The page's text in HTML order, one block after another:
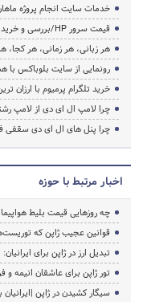
خدمات سایت انجام پروژه
قیمت سرور HP/بررسی و خرید سرور اچ پی
هر زبانی، هر زمانی، هر کجا،
رونمایی از سایت بلوباکس با
خرید تلگرام پرمیوم با ارزان
چرا لامپ ال ای دی از لامپ
چرا پنل های ال ای دی سقفی
اخبار مرتبط با حوزه
چه روزهایی قیمت بلیط
قوانین عجیب ژاپن که
تبدیل ارز در ژاپن برای
تور ژاپن برای عاشقان انیمه و
سیگار کشیدن در ژاپن